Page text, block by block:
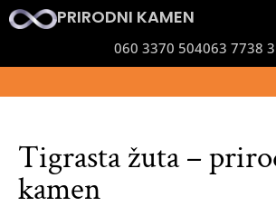
PRIRODNI KAMEN
060 3370 504063 7738
Tigrasta žuta –
kamen